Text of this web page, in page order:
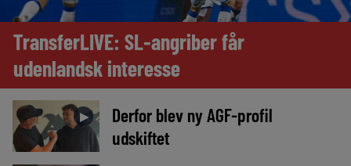
TransferLIVE: SL-angriber får
udenlandsk interesse
►
Derfor blev ny AGF-profil
udskiftet